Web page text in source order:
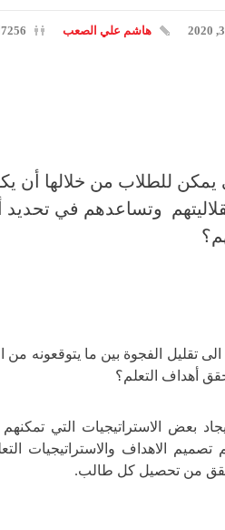
هاشم علي الصعب
7256المشاهدات
للطلاب من خلالها أن
وتساعدهم في تحديد
تقليل الفجوة بين ما يتوقعونه من
أهداف التعلم؟
بعض الاستراتيجيات التي
الاهداف والاستراتيجيات
من تحصيل كل طالب.